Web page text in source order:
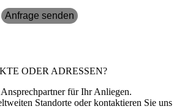
Anfrage senden
ODER ADRESSEN?
für Ihr Anliegen.
Standorte oder kontaktieren Sie uns